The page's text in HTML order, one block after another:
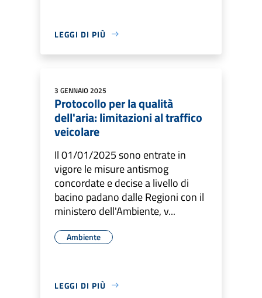
LEGGI DI PIÙ
3 GENNAIO 2025
Protocollo per la qualità
dell'aria: limitazioni al traffico
veicolare
Il 01/01/2025 sono entrate in
vigore le misure antismog
concordate e decise a livello di
bacino padano dalle Regioni con il
ministero dell'Ambiente, v...
Ambiente
LEGGI DI PIÙ